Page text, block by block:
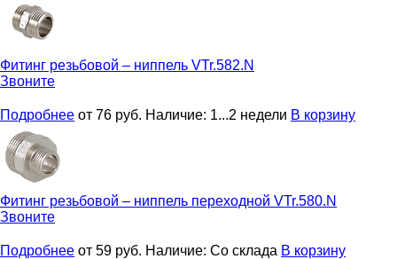
Фитинг резьбовой – ниппель VTr.582.N
Звоните
Подробнее от 76 руб. Наличие: 1...2 недели В корзину
Фитинг резьбовой – ниппель переходной VTr.580.N
Звоните
Подробнее от 59 руб. Наличие: Со склада В корзину